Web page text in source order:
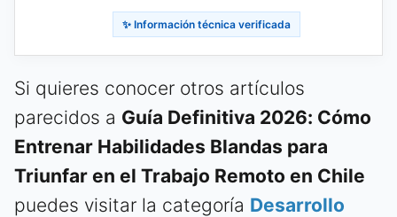
✨ Información técnica verificada
Si quieres conocer otros artículos
parecidos a Guía Definitiva 2026: Cómo
Entrenar Habilidades Blandas para
Triunfar en el Trabajo Remoto en Chile
puedes visitar la categoría Desarrollo